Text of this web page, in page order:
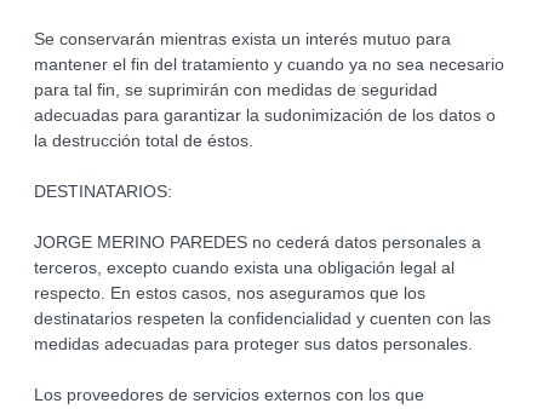
Se conservarán mientras exista un interés mutuo para
mantener el fin del tratamiento y cuando ya no sea necesario
para tal fin, se suprimirán con medidas de seguridad
adecuadas para garantizar la sudonimización de los datos o
la destrucción total de éstos.
DESTINATARIOS:
JORGE MERINO PAREDES no cederá datos personales a
terceros, excepto cuando exista una obligación legal al
respecto. En estos casos, nos aseguramos que los
destinatarios respeten la confidencialidad y cuenten con las
medidas adecuadas para proteger sus datos personales.
Los proveedores de servicios externos con los que